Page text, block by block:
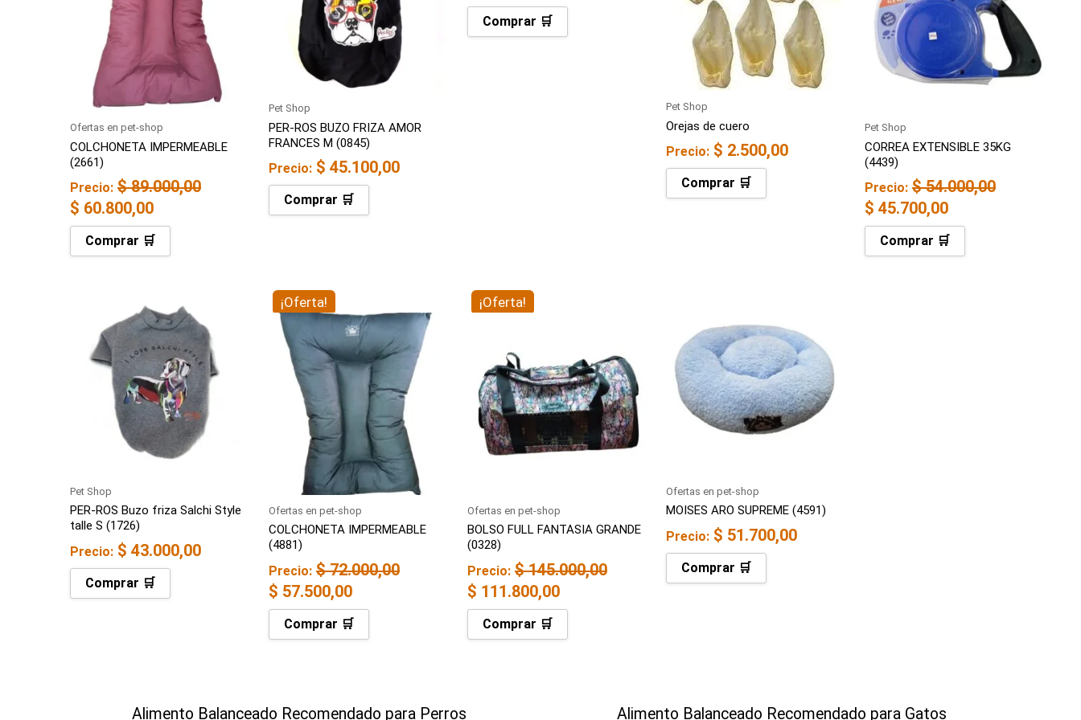
Ofertas en pet-shop
COLCHONETA IMPERMEABLE
(2661)
Precio: $89.000,00
$ 60.800,00
Comprar 🛒
Pet Shop
PER-ROS BUZO FRIZA AMOR
FRANCES M (0845)
Precio: $ 45.100,00
Comprar 🛒
Comprar 🛒
Pet Shop
Orejas de cuero
Precio: $ 2.500,00
Comprar 🛒
Pet Shop
CORREA EXTENSIBLE 35KG
(4439)
Precio: $54.000,00
$ 45.700,00
Comprar 🛒
Pet Shop
PER-ROS Buzo friza Salchi Style
talle S (1726)
Precio: $ 43.000,00
Comprar 🛒
¡Oferta!
Ofertas en pet-shop
COLCHONETA IMPERMEABLE
(4881)
Precio: $72.000,00
precio
original
era:
$ 72.000,00.
$ 57.500,00
precio
actual
es:
$ 57.500,00.
Comprar 🛒
¡Oferta!
Ofertas en pet-shop
BOLSO FULL FANTASIA GRANDE
(0328)
Precio: $145.000,00
era:
$ 145.000,00.
$ 111.800,00
es:
$ 111.800,00.
Comprar 🛒
Ofertas en pet-shop
MOISES ARO SUPREME (4591)
Precio: $ 51.700,00
Comprar 🛒
Alimento Balanceado Recomendado para Perros Alimento Balanceado Recomendado para Gatos